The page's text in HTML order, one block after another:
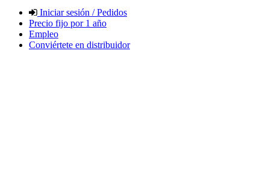
Iniciar sesión / Pedidos
Precio fijo por 1 año
Empleo
Conviértete en distribuidor